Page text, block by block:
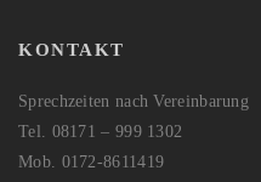
KONTAKT
Sprechzeiten nach Vereinbarung
Tel. 08171 – 999 1302
Mob. 0172-8611419